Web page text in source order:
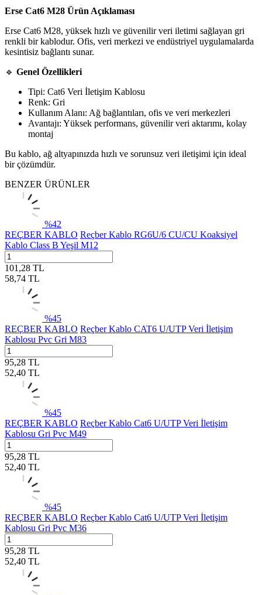
Erse Cat6 M28 Ürün Açıklaması
Erse Cat6 M28, yüksek hızlı ve güvenilir veri iletimi sağlayan gri
renkli bir kablodur. Ofis, veri merkezi ve endüstriyel uygulamalarda
kesintisiz bağlantı sunar.
🔹 Genel Özellikleri
Tipi: Cat6 Veri İletişim Kablosu
Renk: Gri
Kullanım Alanı: Ağ bağlantıları, ofis ve veri merkezleri
Avantajı: Yüksek performans, güvenilir veri aktarımı, kolay
montaj
Bu kablo, ağ altyapınızda hızlı ve sorunsuz veri iletişimi için ideal
bir çözümdür.
BENZER ÜRÜNLER
%42
REÇBER KABLO Reçber Kablo RG6U/6 CU/CU Koaksiyel
Kablo Class B Yeşil M12
101,28 TL
58,74 TL
%45
REÇBER KABLO Reçber Kablo CAT6 U/UTP Veri İletişim
Kablosu Pvc Gri M83
95,28 TL
52,40 TL
%45
REÇBER KABLO Reçber Kablo Cat6 U/UTP Veri İletişim
Kablosu Gri Pvc M49
95,28 TL
52,40 TL
%45
REÇBER KABLO Reçber Kablo Cat6 U/UTP Veri İletişim
Kablosu Gri Pvc M36
95,28 TL
52,40 TL